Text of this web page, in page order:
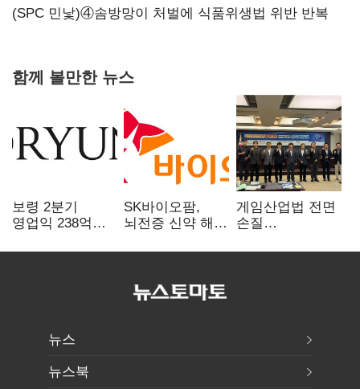
힘들어질 것"
(SPC 민낯)④솜방망이 처벌에 식품위생법 위반 반복
함께 볼만한 뉴스
보령 2분기
영업익 238억…
SK바이오팜,
뇌전증 신약 해외
차세대 신약 개발
게임산업법 전면
손질
규제 걷고
뉴스
뉴스북